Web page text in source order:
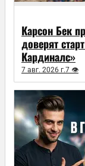
Карсон Бек
доверят
Кардиналс»
7 авг. 2026 г.7 👁